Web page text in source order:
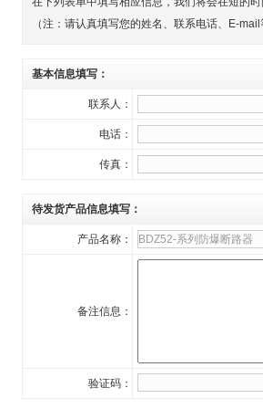
（注：请认真填写您的姓名、联系电话、E-
基本信息填写：
联系人：
电话：
传真：
待发货产品信息填写：
产品名称：
备注信息：
验证码：